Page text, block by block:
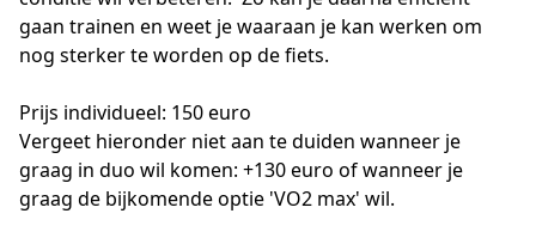
gaan trainen en weet je waaraan je kan werken om
nog sterker te worden op de fiets.
Prijs individueel: 150 euro
Vergeet hieronder niet aan te duiden wanneer je
graag in duo wil komen: +130 euro of wanneer je
graag de bijkomende optie 'VO2 max' wil.